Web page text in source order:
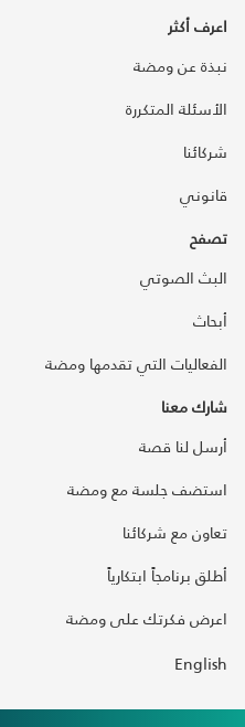
اعرف أكثر
نبذة عن ومضة
الأسئلة المتكررة
شركائنا
قانوني
تصفح
البث الصوتي
أبحاث
الفعاليات التي تقدمها ومضة
شارك معنا
أرسل لنا قصة
استضف جلسة مع ومضة
تعاون مع شركائنا
أطلق برنامجاً ابتكارياً
اعرض فكرتك على ومضة
English